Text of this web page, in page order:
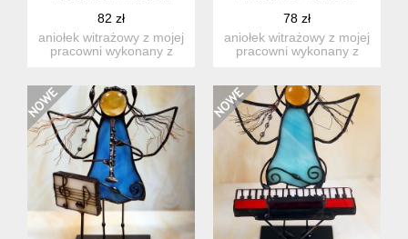
82 zł
aniołek witrażowy z mojej
pracowni wykonany z
78 zł
aniołek witrażowy z mojej
pracowni wykonany z